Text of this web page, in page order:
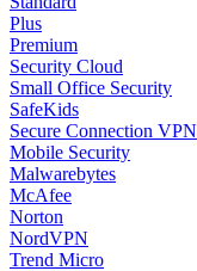
Plus
Premium
Security Cloud
Small Office Security
SafeKids
Secure Connection VPN
Mobile Security
Malwarebytes
McAfee
Norton
NordVPN
Trend Micro